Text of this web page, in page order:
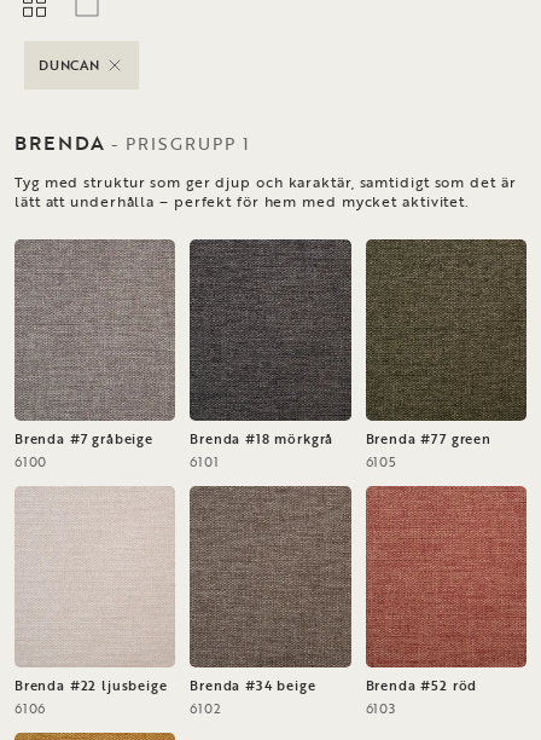
DUNCAN
BRENDA - PRISGRUPP 1
Tyg med struktur som ger djup och karaktär, samtidigt som det är
lätt att underhålla – perfekt för hem med mycket aktivitet.
Brenda #7 gråbeige
6100
Brenda #18 mörkgrå
6101
Brenda #77 green
6105
Brenda #22 ljusbeige
6106
Brenda #34 beige
6102
Brenda #52 röd
6103